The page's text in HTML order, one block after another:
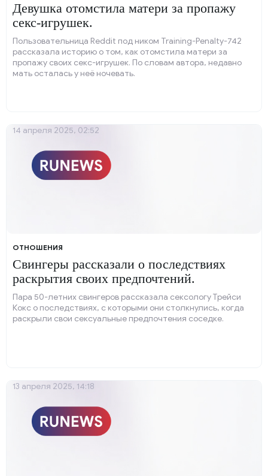
Девушка отомстила матери за пропажу
секс-игрушек.
Пользовательница Reddit под ником Training-Penalty-742
рассказала историю о том, как отомстила матери за
пропажу своих секс-игрушек. По словам автора, недавно
мать осталась у неё ночевать.
ОТНОШЕНИЯ
Свингеры рассказали о последствиях
раскрытия своих предпочтений.
Пара 50-летних свингеров рассказала сексологу Трейси
Кокс о последствиях, с которыми они столкнулись, когда
раскрыли свои сексуальные предпочтения соседке.
14 апреля 2025, 02:52
13 апреля 2025, 14:18